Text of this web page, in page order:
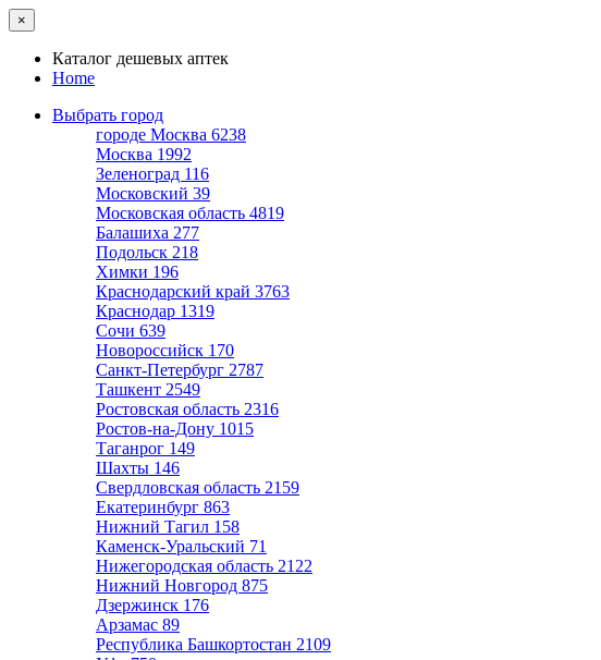
×
Каталог дешевых аптек
Home
Выбрать город
городе Москва 6238
Москва 1992
Зеленоград 116
Московский 39
Московская область 4819
Балашиха 277
Подольск 218
Химки 196
Краснодарский край 3763
Краснодар 1319
Сочи 639
Новороссийск 170
Санкт-Петербург 2787
Ташкент 2549
Ростовская область 2316
Ростов-на-Дону 1015
Таганрог 149
Шахты 146
Свердловская область 2159
Екатеринбург 863
Нижний Тагил 158
Каменск-Уральский 71
Нижегородская область 2122
Нижний Новгород 875
Дзержинск 176
Арзамас 89
Республика Башкортостан 2109